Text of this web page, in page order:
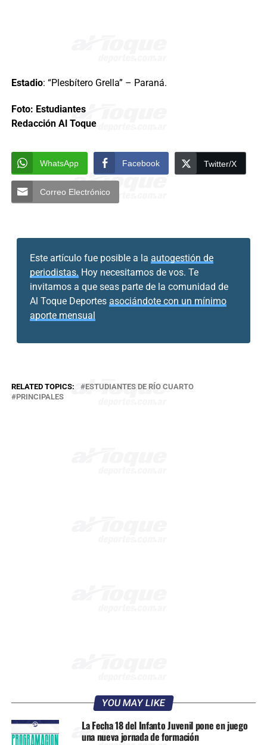
Estadio: “Plesbítero Grella” – Paraná.
Foto: Estudiantes
Redacción Al Toque
WhatsApp Facebook Twitter/X
Correo Electrónico
Este artículo fue posible a la autogestión de
periodistas. Hoy necesitamos de vos. Te
invitamos a que seas parte de la comunidad de
Al Toque Deportes asociándote con un mínimo
aporte mensual
RELATED TOPICS:
ESTUDIANTES DE RÍO CUARTO
PRINCIPALES
YOU MAY LIKE
La Fecha 18 del Infanto Juvenil pone en juego
una nueva jornada de formación